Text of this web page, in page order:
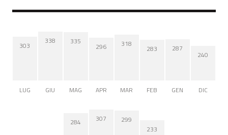
303
LUG
338
GIU
335
MAG
296
APR
318
MAR
283
FEB
287
GEN
240
DIC
284 307 299
233